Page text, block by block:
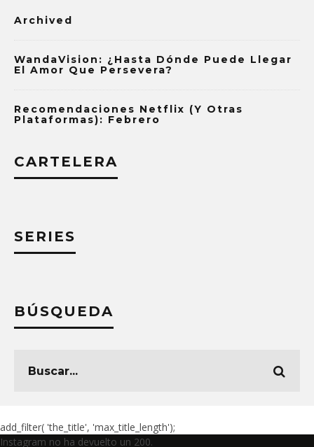
Archived
WandaVision: ¿Hasta Dónde Puede Llegar
El Amor Que Persevera?
Recomendaciones Netflix (y Otras
Plataformas): Febrero
CARTELERA
SERIES
BÚSQUEDA
add_filter( 'the_title', 'max_title_length');
Instagram no ha devuelto un 200.